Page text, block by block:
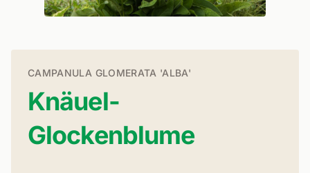
CAMPANULA GLOMERATA 'ALBA'
Knäuel-
Glockenblume